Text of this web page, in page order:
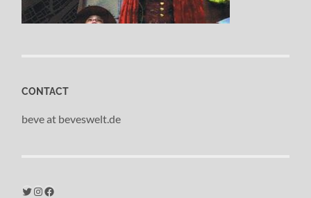
CONTACT
beve at beveswelt.de
Twitter Instagram Facebook